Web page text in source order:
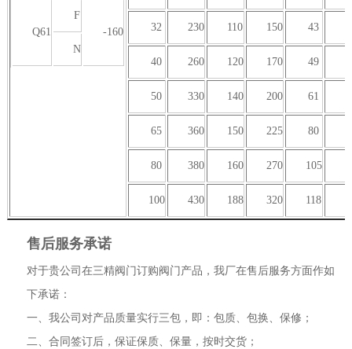
Q61
F
-160
N
32 230 110 150 43
40 260 120 170 49
50 330 140 200 61
65 360 150 225 80
80 380 160 270 105
100 430 188 320 118
售后服务承诺
对于贵公司在三精阀门订购阀门产品，我厂在售后服务方面作如
下承诺：
一、我公司对产品质量实行三包，即：包质、包换、保修；
二、合同签订后，保证保质、保量，按时交货；